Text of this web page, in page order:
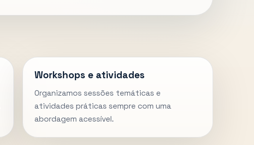
Workshops e atividades
Organizamos sessões temáticas e
atividades práticas sempre com uma
abordagem acessível.